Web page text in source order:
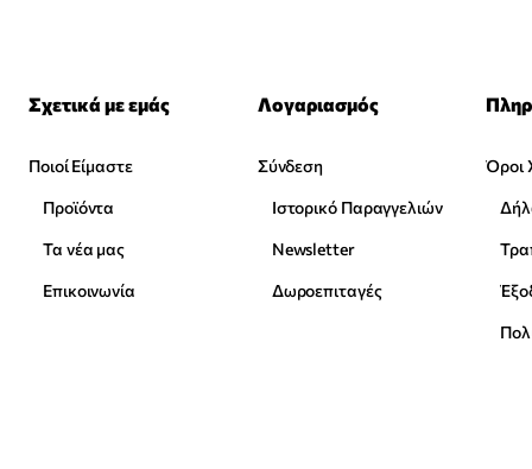
Σχετικά με εμάς
Ποιοί Είμαστε
Προϊόντα
Τα νέα μας
Επικοινωνία
Λογαριασμός
Σύνδεση
Ιστορικό Παραγγελιών
Newsletter
Δωροεπιταγές
Όροι